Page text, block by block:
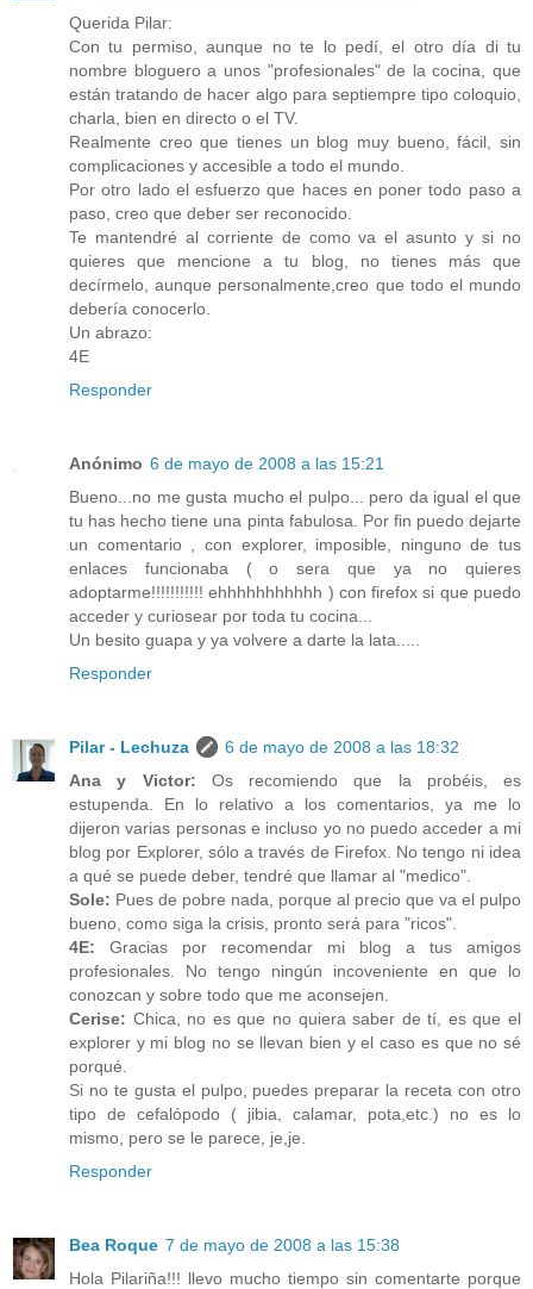
Querida Pilar:
Con tu permiso, aunque no te lo pedí, el otro día di tu
nombre bloguero a unos "profesionales" de la cocina, que
están tratando de hacer algo para septiempre tipo coloquio,
charla, bien en directo o el TV.
Realmente creo que tienes un blog muy bueno, fácil, sin
complicaciones y accesible a todo el mundo.
Por otro lado el esfuerzo que haces en poner todo paso a
paso, creo que deber ser reconocido.
Te mantendré al corriente de como va el asunto y si no
quieres que mencione a tu blog, no tienes más que
decírmelo, aunque personalmente,creo que todo el mundo
debería conocerlo.
Un abrazo:
4E
Responder
Anónimo 6 de mayo de 2008 a las 15:21
Bueno...no me gusta mucho el pulpo... pero da igual el que
tu has hecho tiene una pinta fabulosa. Por fin puedo dejarte
un comentario , con explorer, imposible, ninguno de tus
enlaces funcionaba ( o sera que ya no quieres
adoptarme!!!!!!!!!!! ehhhhhhhhhhh ) con firefox si que puedo
acceder y curiosear por toda tu cocina...
Un besito guapa y ya volvere a darte la lata.....
Responder
Pilar - Lechuza
6 de mayo de 2008 a las 18:32
Ana y Victor: Os recomiendo que la probéis, es
estupenda. En lo relativo a los comentarios, ya me lo
dijeron varias personas e incluso yo no puedo acceder a mi
blog por Explorer, sólo a través de Firefox. No tengo ni idea
a qué se puede deber, tendré que llamar al "medico".
Sole: Pues de pobre nada, porque al precio que va el pulpo
bueno, como siga la crisis, pronto será para "ricos".
4E: Gracias por recomendar mi blog a tus amigos
profesionales. No tengo ningún incoveniente en que lo
conozcan y sobre todo que me aconsejen.
Cerise: Chica, no es que no quiera saber de tí, es que el
explorer y mi blog no se llevan bien y el caso es que no sé
porqué.
Si no te gusta el pulpo, puedes preparar la receta con otro
tipo de cefalópodo ( jibia, calamar, pota,etc.) no es lo
mismo, pero se le parece, je,je.
Responder
Bea Roque 7 de mayo de 2008 a las 15:38
Hola Pilariña!!! llevo mucho tiempo sin comentarte porque